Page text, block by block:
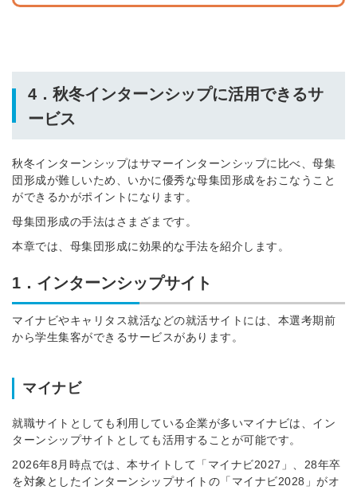
4．秋冬インターンシップに活用できるサ
ービス
秋冬インターンシップはサマーインターンシップに比べ、母集
団形成が難しいため、いかに優秀な母集団形成をおこなうこと
ができるかがポイントになります。
母集団形成の手法はさまざまです。
本章では、母集団形成に効果的な手法を紹介します。
1．インターンシップサイト
マイナビやキャリタス就活などの就活サイトには、本選考期前
から学生集客ができるサービスがあります。
マイナビ
就職サイトとしても利用している企業が多いマイナビは、イン
ターンシップサイトとしても活用することが可能です。
2026年8月時点では、本サイトして「マイナビ2027」、28年卒
を対象としたインターンシップサイトの「マイナビ2028」がオ